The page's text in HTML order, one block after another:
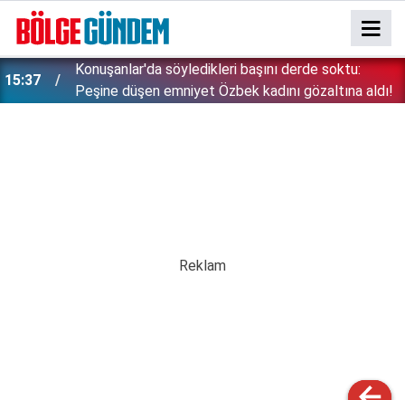
15:37
Konuşanlar'da söyledikleri başını derde soktu:
Peşine düşen emniyet Özbek kadını gözaltına aldı!